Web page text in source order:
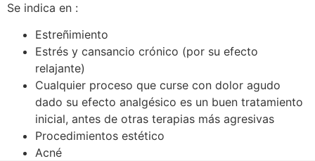
Se indica en :
Estreñimiento
Estrés y cansancio crónico (por su efecto
relajante)
Cualquier proceso que curse con dolor agudo
dado su efecto analgésico es un buen tratamiento
inicial, antes de otras terapias más agresivas
Procedimientos estético
Acné